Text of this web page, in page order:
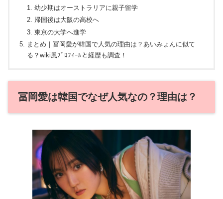
幼少期はオーストラリアに親子留学
帰国後は大阪の高校へ
東京の大学へ進学
まとめ｜冨岡愛が韓国で人気の理由は？あいみょんに似て
る？wiki風ﾌﾟﾛﾌｨｰﾙと経歴も調査！
冨岡愛は韓国でなぜ人気なの？理由は？